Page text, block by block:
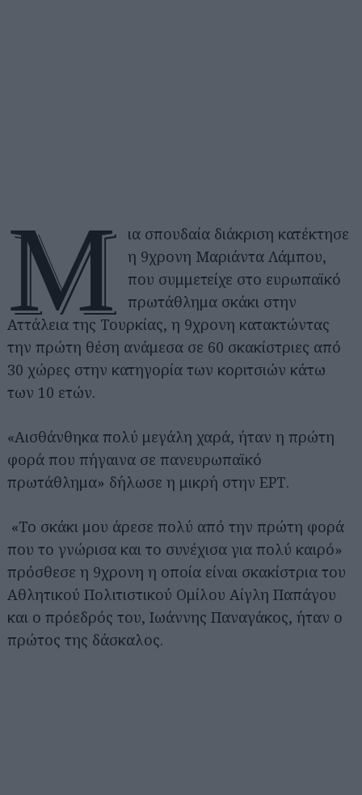
Μ
ια σπουδαία διάκριση κατέκτησε
η 9χρονη Μαριάντα Λάμπου,
που συμμετείχε στο ευρωπαϊκό
πρωτάθλημα σκάκι στην
Αττάλεια της Τουρκίας, η 9χρονη κατακτώντας
την πρώτη θέση ανάμεσα σε 60 σκακίστριες από
30 χώρες στην κατηγορία των κοριτσιών κάτω
των 10 ετών.
«Αισθάνθηκα πολύ μεγάλη χαρά, ήταν η πρώτη
φορά που πήγαινα σε πανευρωπαϊκό
πρωτάθλημα» δήλωσε η μικρή στην ΕΡΤ.
«Το σκάκι μου άρεσε πολύ από την πρώτη φορά
που το γνώρισα και το συνέχισα για πολύ καιρό»
πρόσθεσε η 9χρονη η οποία είναι σκακίστρια του
Αθλητικού Πολιτιστικού Ομίλου Αίγλη Παπάγου
και ο πρόεδρός του, Ιωάννης Παναγάκος, ήταν ο
πρώτος της δάσκαλος.